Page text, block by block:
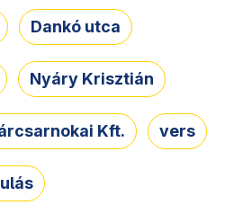
Dankó utca
Nyáry Krisztián
Kft. vers